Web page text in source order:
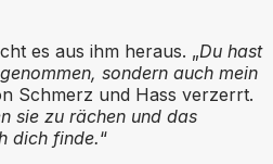
es aus ihm heraus. „Du hast
sondern auch mein
Schmerz und Hass verzerrt.
sie zu rächen und das
dich finde.“